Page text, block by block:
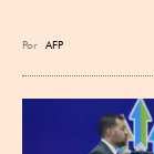
Por AFP